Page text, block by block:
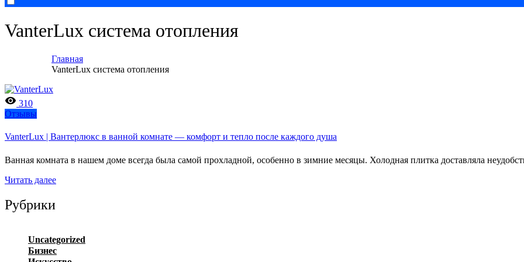
VanterLux система отопления
Главная
VanterLux система отопления
310
Отзывы
VanterLux | Вантерлюкс в ванной комнате — комфорт и тепло после каждого душа
Ванная комната в нашем доме всегда была самой прохладной, особенно в зимние месяцы. Холодная плитка доставляла
Читать далее
Рубрики
Uncategorized
Бизнес